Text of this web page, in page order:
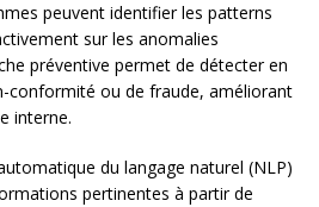
peuvent identifier les patterns
sur les anomalies
préventive permet de détecter en
conformité ou de fraude, améliorant
interne.
du langage naturel (NLP)
pertinentes à partir de